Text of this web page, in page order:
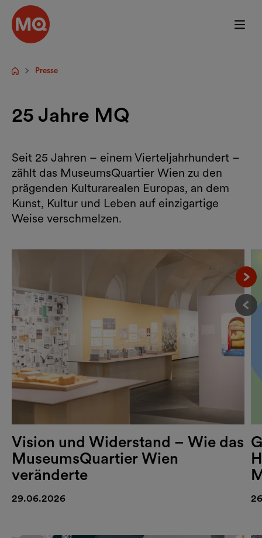
Zum Hauptinhalt springen
StartseitePresse
25 Jahre MQ
Seit 25 Jahren – einem Vierteljahrhundert –
zählt das MuseumsQuartier Wien zu den
prägenden Kulturarealen Europas, an dem
Kunst, Kultur und Leben auf einzigartige
Weise verschmelzen.
Vision und Widerstand – Wie das
MuseumsQuartier Wien
veränderte
29.06.2026